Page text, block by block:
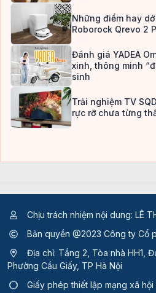
Những điểm hay
Roborock Qrevo 2
Đánh giá YADEA
xinh, thông minh
sinh
Trải nghiệm TV
rực rỡ chưa từng
Chịu trách nhiệm nội dung: LÊ
Bản quyền @2023 Công ty Cổ
Địa chỉ: Tầng 2, Tòa nhà HH1,
Phường Cầu Giấy, TP Hà Nội
Giấy phép thiết lập mạng xã